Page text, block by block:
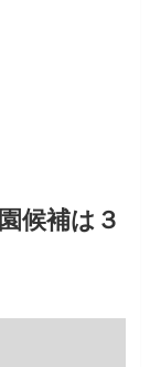
候補は３